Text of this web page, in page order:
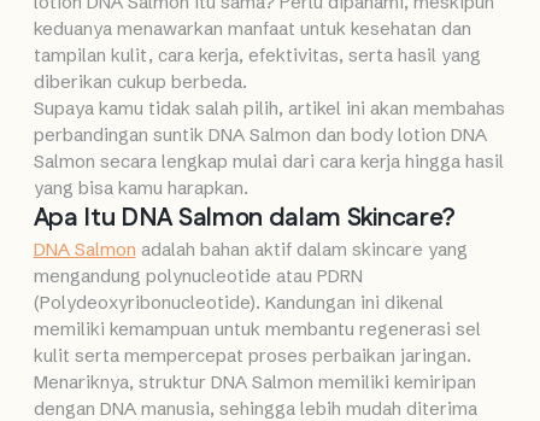
keduanya menawarkan manfaat untuk kesehatan dan
tampilan kulit, cara kerja, efektivitas, serta hasil yang
diberikan cukup berbeda.
Supaya kamu tidak salah pilih, artikel ini akan membahas
perbandingan suntik DNA Salmon dan body lotion DNA
Salmon secara lengkap mulai dari cara kerja hingga hasil
yang bisa kamu harapkan.
Apa Itu DNA Salmon dalam Skincare?
DNA Salmon adalah bahan aktif dalam skincare yang
mengandung polynucleotide atau PDRN
(Polydeoxyribonucleotide). Kandungan ini dikenal
memiliki kemampuan untuk membantu regenerasi sel
kulit serta mempercepat proses perbaikan jaringan.
Menariknya, struktur DNA Salmon memiliki kemiripan
dengan DNA manusia, sehingga lebih mudah diterima